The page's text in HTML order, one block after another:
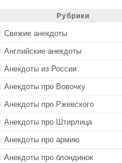
Рубрики
Свежие анекдоты
Английские анекдоты
Анекдоты из России
Анекдоты про Вовочку
Анекдоты про Ржевского
Анекдоты про Штирлица
Анекдоты про армию
Анекдоты про блондинок